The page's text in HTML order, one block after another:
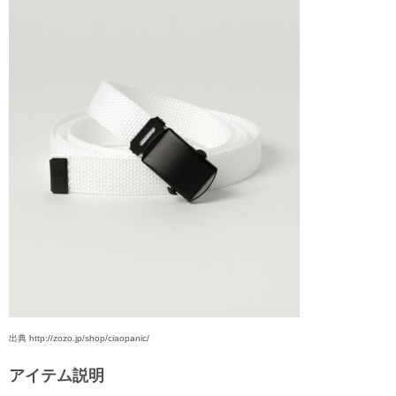
出典 http://zozo.jp/shop/ciaopanic/
アイテム説明